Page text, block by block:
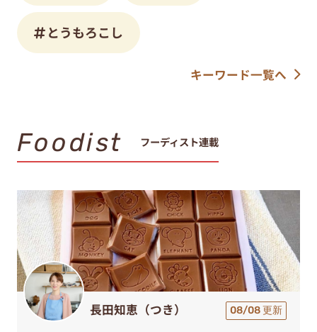
とうもろこし
キーワード一覧へ
Foodist フーディスト連載
長田知恵（つき） 08/08 更新